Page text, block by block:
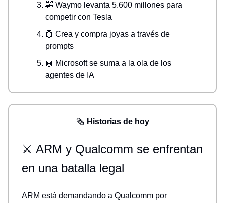
🚕 Waymo levanta 5.600 millones para
competir con Tesla
💍 Crea y compra joyas a través de
prompts
🤖 Microsoft se suma a la ola de los
agentes de IA
🗞️ Historias de hoy
⚔️ ARM y Qualcomm se enfrentan
en una batalla legal
ARM está demandando a Qualcomm por